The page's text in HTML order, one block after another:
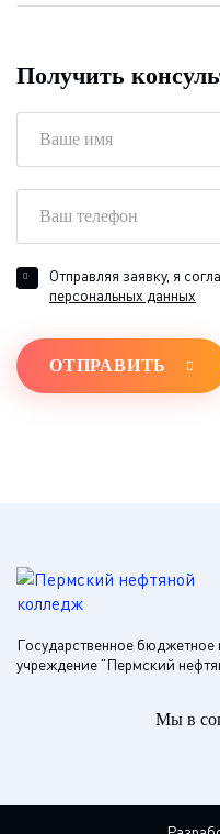
Получить
Отправляя заявку, я
персональных данных
ОТПРАВИТЬ
Государственное
учреждение "Пермский
Мы в